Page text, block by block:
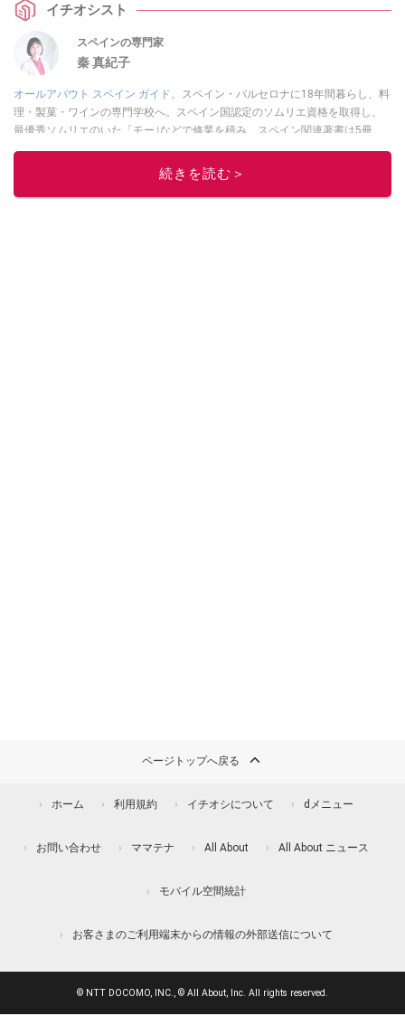
イチオシスト
スペインの専門家
秦 真紀子
オールアバウト スペイン ガイド。 スペイン・バルセロナに18年間暮らし、料
理・製菓・ワインの専門学校へ。スペイン国認定のソムリエ資格を取得し、
最優秀ソムリエのいた「モー｣などで修業を積み、スペイン関連著書は5冊。
現在は拠点を日本に移し、観光情報や飲食・カフェ・スイーツ情報にも携わ
業務スーパー ・ ロピア ・
ーツ販売チェーンのおすすめ商品情報も発信。
17州おいしい旅』（‎産業編集センター刊）ほか。■経歴：ワイナリーツアー
続きを読む＞
ページトップへ戻る
ホーム 利用規約 イチオシについて dメニュー
お問い合わせ ママテナ All About All About ニュース
モバイル空間統計
お客さまのご利用端末からの情報の外部送信について
© NTT DOCOMO, INC., © All About, Inc. All rights reserved.